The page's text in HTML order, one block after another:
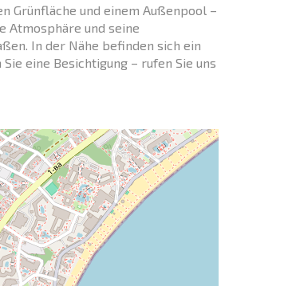
Grünfläche und einem Außenpool –
Atmosphäre und seine
In der Nähe befinden sich ein
eine Besichtigung – rufen Sie uns